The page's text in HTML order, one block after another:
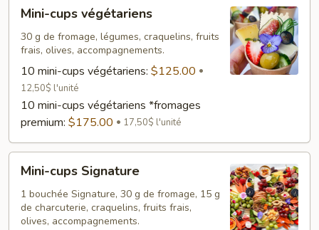
cups
végétariens
Mini-cups végétariens
30 g de fromage, légumes, craquelins, fruits
frais, olives, accompagnements.
10 mini-cups végétariens: $125.00
12,50$ l'unité
10 mini-cups végétariens *fromages
premium: $175.00 17,50$ l'unité
cups
Signature
Mini-cups Signature
1 bouchée Signature, 30 g de fromage, 15 g
de charcuterie, craquelins, fruits frais,
olives, accompagnements.